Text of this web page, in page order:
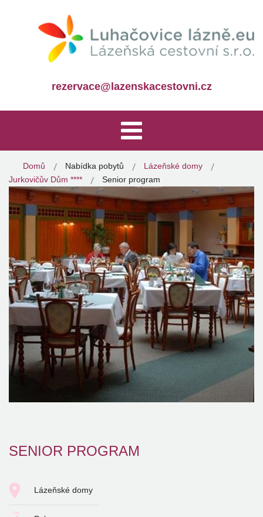
rezervace@lazenskacestovni.cz
Domů Nabídka pobytů
Lázeňské domy
Jurkovičův Dům ****
Senior program
SENIOR PROGRAM
Lázeňské domy